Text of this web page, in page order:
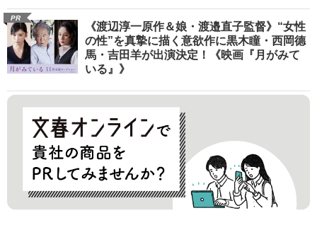
PR
《渡辺淳一原作＆娘・渡邉直子監督》“女性
の性”を真摯に描く意欲作に黒木瞳・西岡德
馬・吉田羊が出演決定！《映画『月がみて
いる』》